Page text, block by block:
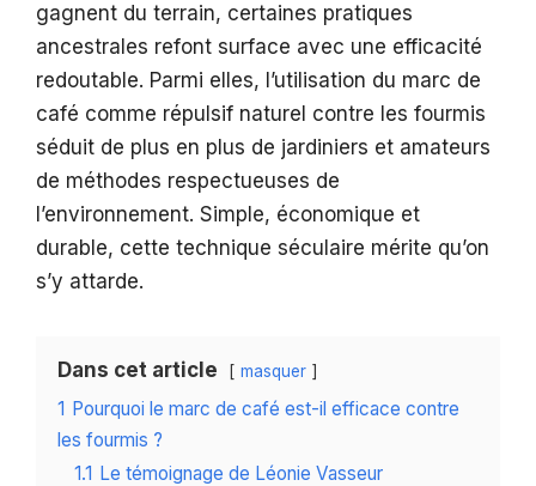
gagnent du terrain, certaines pratiques
ancestrales refont surface avec une efficacité
redoutable. Parmi elles, l’utilisation du marc de
café comme répulsif naturel contre les fourmis
séduit de plus en plus de jardiniers et amateurs
de méthodes respectueuses de
l’environnement. Simple, économique et
durable, cette technique séculaire mérite qu’on
s’y attarde.
Dans cet article masquer
1 Pourquoi le marc de café est-il efficace contre
les fourmis ?
1.1 Le témoignage de Léonie Vasseur